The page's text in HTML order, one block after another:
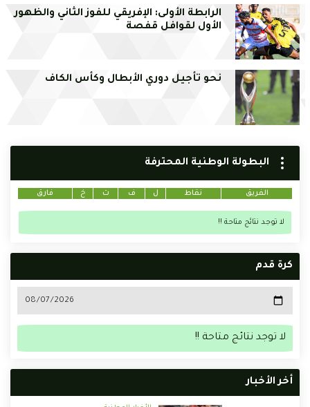
الرابطة الأولى: الإفريقي للفوز الثاني والظهور
الأول لقوافل قفصة
نحو تأجيل دوري الأبطال وكأس الكاف
البطولة الوطنية المحترفة
الفريق نقاط ل ف ت خ فارق
لا توجد نتائج متاحة !!
كرة قدم
لا توجد نتائج متاحة !!
أخر الأخبار